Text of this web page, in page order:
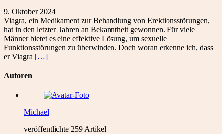
9. Oktober 2024
Viagra, ein Medikament zur Behandlung von Erektionsstörungen,
hat in den letzten Jahren an Bekanntheit gewonnen. Für viele
Männer bietet es eine effektive Lösung, um sexuelle
Funktionsstörungen zu überwinden. Doch woran erkenne ich, dass
er Viagra […]
Autoren
Michael
veröffentlichte 259 Artikel